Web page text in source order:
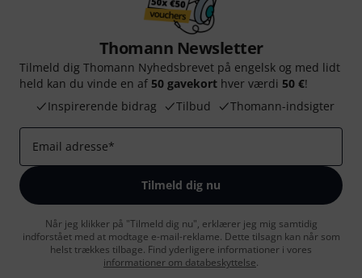
Thomann Newsletter
Tilmeld dig Thomann Nyhedsbrevet på engelsk og med lidt
held kan du vinde en af 50 gavekort hver værdi 50 €!
Inspirerende bidrag
Tilbud Thomann-indsigter
Email adresse*
Tilmeld dig nu
Når jeg klikker på "Tilmeld dig nu", erklærer jeg mig samtidig
indforstået med at modtage e-mail-reklame. Dette tilsagn kan når som
helst trækkes tilbage. Find yderligere informationer i vores
informationer om databeskyttelse.